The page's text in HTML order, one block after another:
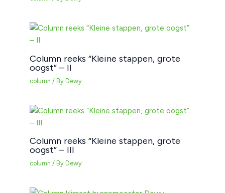
Column reeks “Kleine stappen, grote
oogst” – II
column / By Dewy
Column reeks “Kleine stappen, grote
oogst” – III
column / By Dewy